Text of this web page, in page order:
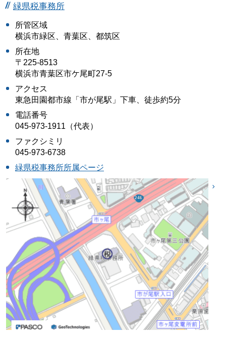
緑県税事務所
所管区域
横浜市緑区、青葉区、都筑区
所在地
〒225-8513
横浜市青葉区市ケ尾町27-5
アクセス
東急田園都市線「市が尾駅」下車、徒歩約5分
電話番号
045-973-1911（代表）
ファクシミリ
045-973-6738
緑県税事務所所属ページ